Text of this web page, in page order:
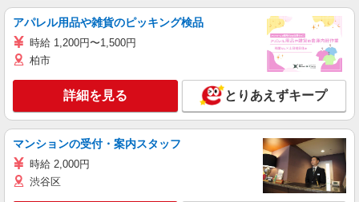
アパレル用品や雑貨のピッキング検品
時給 1,200円〜1,500円
柏市
詳細を見る とりあえずキープ
マンションの受付・案内スタッフ
時給 2,000円
渋谷区